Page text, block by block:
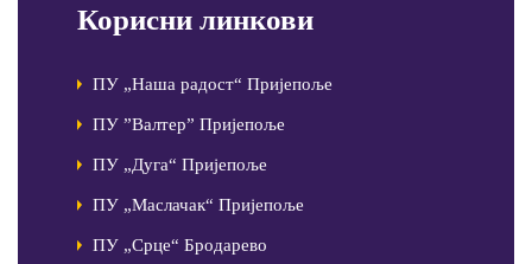
Корисни линкови
ПУ „Наша радост“ Пријепоље
ПУ ”Валтер” Пријепоље
ПУ „Дуга“ Пријепоље
ПУ „Маслачак“ Пријепоље
ПУ „Срце“ Бродарево